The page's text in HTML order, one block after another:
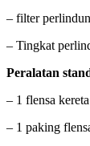
– filter
– Tingkat
Peralatan
– 1 flensa
– 1 paking